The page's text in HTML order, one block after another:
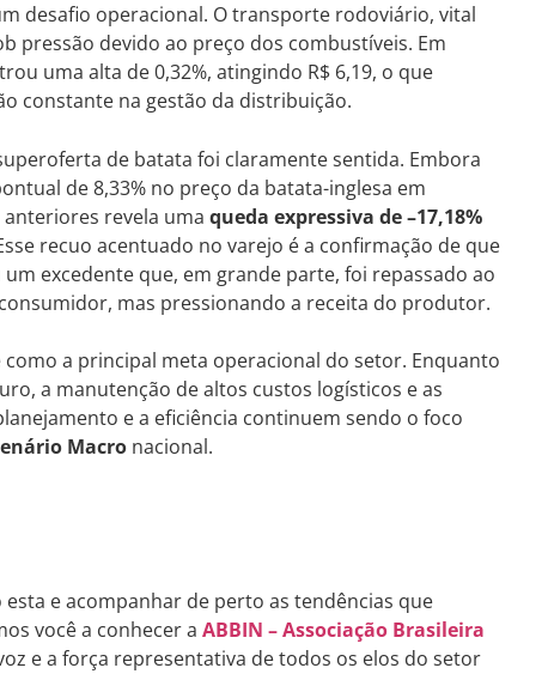
desafio operacional. O transporte rodoviário, vital
pressão devido ao preço dos combustíveis. Em
uma alta de 0,32%, atingindo R$ 6,19, o que
constante na gestão da distribuição.
de batata foi claramente sentida. Embora
de 8,33% no preço da batata-inglesa em
revela uma queda expressiva de –17,18%
recuo acentuado no varejo é a confirmação de que
um excedente que, em grande parte, foi repassado ao
mas pressionando a receita do produtor.
a principal meta operacional do setor. Enquanto
a manutenção de altos custos logísticos e as
e a eficiência continuem sendo o foco
Macro nacional.
e acompanhar de perto as tendências que
você a conhecer a ABBIN – Associação Brasileira
e a força representativa de todos os elos do setor